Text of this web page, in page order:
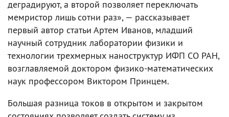
деградируют, а второй позволяет переключать
мемристор лишь сотни раз», — рассказывает
первый автор статьи Артем Иванов, младший
научный сотрудник лаборатории физики и
технологии трехмерных наноструктур ИФП СО РАН,
возглавляемой доктором физико-математических
наук профессором Виктором Принцем.
Большая разница токов в открытом и закрытом